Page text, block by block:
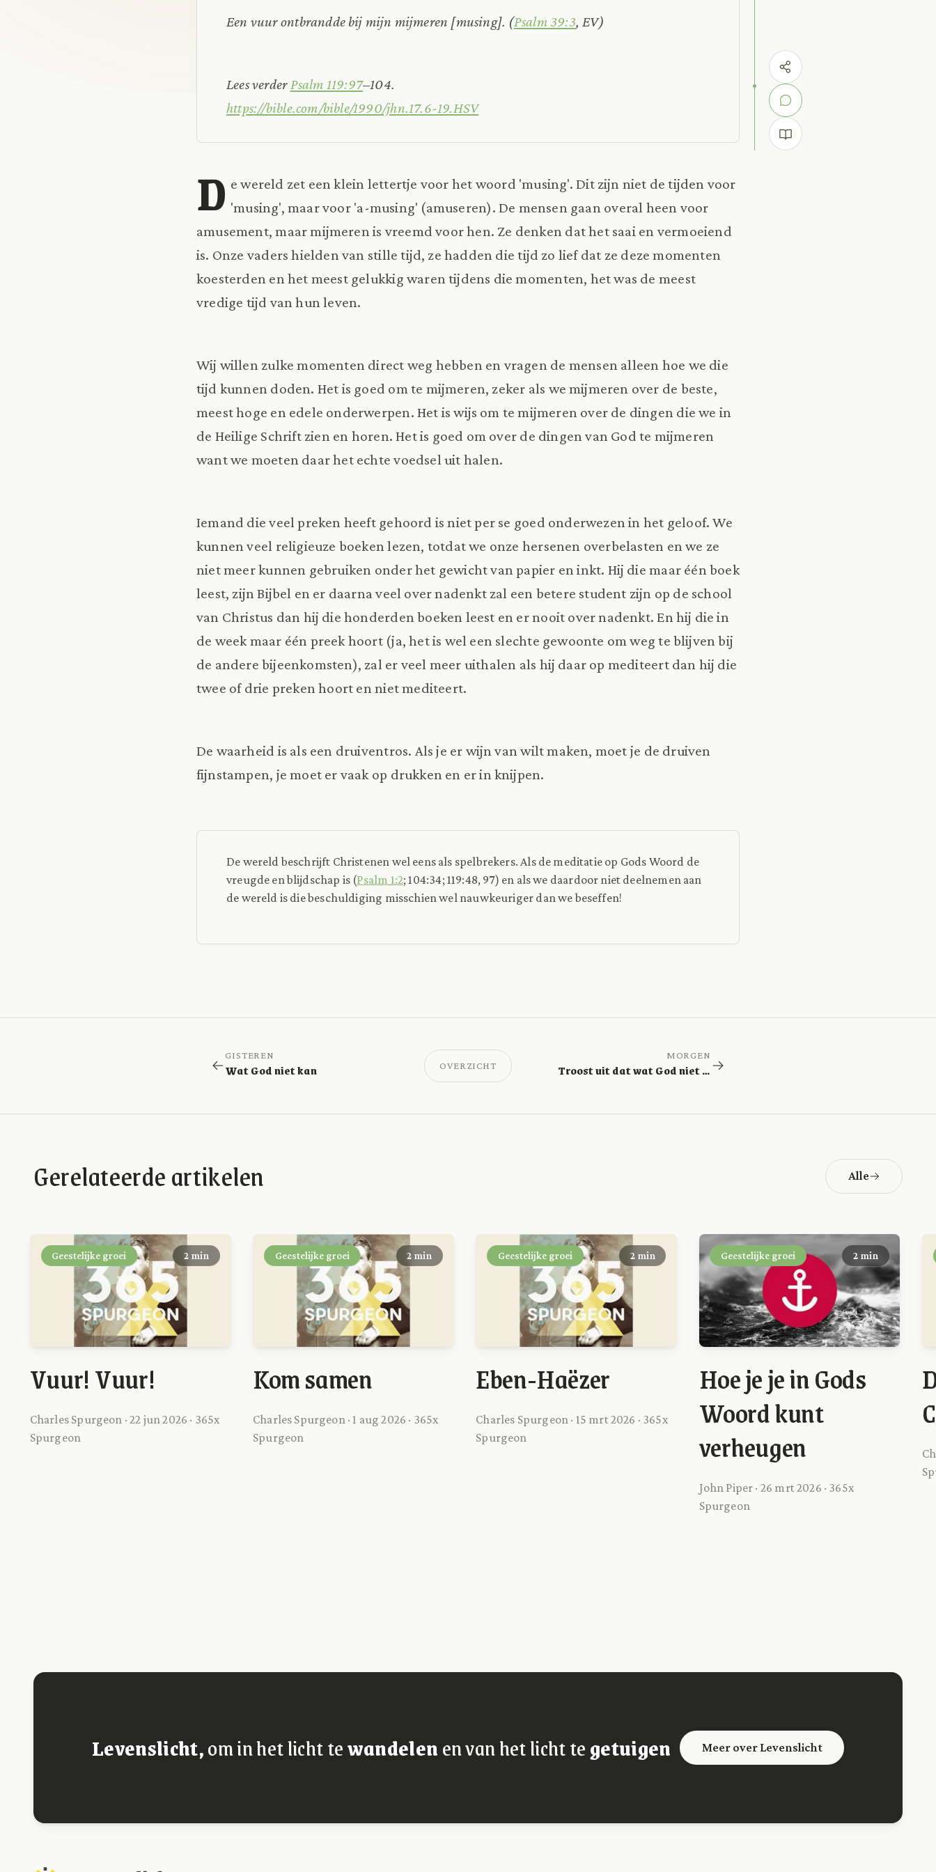
Een vuur ontbrandde bij mijn mijmeren [musing]. (Psalm 39:3, EV)
Lees verderPsalm 119:97–104.
https://bible.com/bible/1990/jhn.17.6-19.HSV
D e wereld zet een klein lettertje voor het woord 'musing'. Dit zijn niet de tijden voor
'musing', maar voor 'a-musing' (amuseren). De mensen gaan overal heen voor
amusement, maar mijmeren is vreemd voor hen. Ze denken dat het saai en vermoeiend
is. Onze vaders hielden van stille tijd, ze hadden die tijd zo lief dat ze deze momenten
koesterden en het meest gelukkig waren tijdens die momenten, het was de meest
vredige tijd van hun leven.
Wij willen zulke momenten direct weg hebben en vragen de mensen alleen hoe we die
tijd kunnen doden. Het is goed om te mijmeren, zeker als we mijmeren over de beste,
meest hoge en edele onderwerpen. Het is wijs om te mijmeren over de dingen die we in
de Heilige Schrift zien en horen. Het is goed om over de dingen van God te mijmeren
want we moeten daar het echte voedsel uit halen.
Iemand die veel preken heeft gehoord is niet per se goed onderwezen in het geloof. We
kunnen veel religieuze boeken lezen, totdat we onze hersenen overbelasten en we ze
niet meer kunnen gebruiken onder het gewicht van papier en inkt. Hij die maar één boek
leest, zijn Bijbel en er daarna veel over nadenkt zal een betere student zijn op de school
van Christus dan hij die honderden boeken leest en er nooit over nadenkt. En hij die in
de week maar één preek hoort (ja, het is wel een slechte gewoonte om weg te blijven bij
de andere bijeenkomsten), zal er veel meer uithalen als hij daar op mediteert dan hij die
twee of drie preken hoort en niet mediteert.
De waarheid is als een druiventros. Als je er wijn van wilt maken, moet je de druiven
fijnstampen, je moet er vaak op drukken en er in knijpen.
De wereld beschrijft Christenen wel eens als spelbrekers. Als de meditatie op Gods Woord de
vreugde en blijdschap is (Psalm 1:2; 104:34; 119:48, 97) en als we daardoor niet deelnemen aan
de wereld is die beschuldiging misschien wel nauwkeuriger dan we beseffen!
GISTEREN
Wat God niet kan OVERZICHT
MORGEN
Troost uit dat wat God niet gezegd heeft
Gerelateerde artikelen Alle
Geestelijke groei 2 min
Vuur! Vuur!
Charles Spurgeon · 22 jun 2026 · 365x
Spurgeon
Geestelijke groei 2 min
Kom samen
Charles Spurgeon · 1 aug 2026 · 365x
Spurgeon
Geestelijke groei 2 min
Eben-Haëzer
Charles Spurgeon · 15 mrt 2026 · 365x
Spurgeon
Geestelijke groei 2 min
Hoe je je in Gods
Woord kunt
verheugen
John Piper · 26 mrt 2026 · 365x
Spurgeon
Levenslicht,om in het licht tewandelenen van het licht tegetuigen Meer over Levenslicht